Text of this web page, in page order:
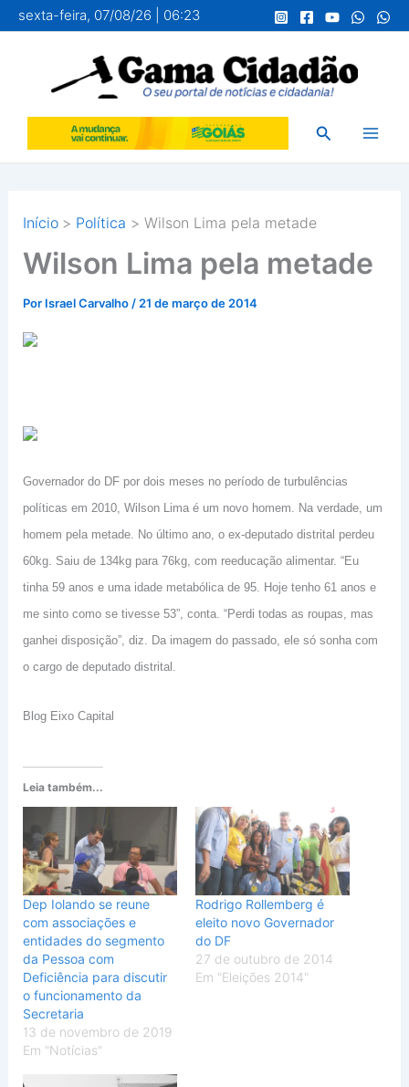
para
conteúdo
sexta-feira, 07/08/26 | 06:23
Pesquisar
Início Política Wilson Lima pela metade
Wilson Lima pela metade
Por Israel Carvalho / 21 de março de 2014
Governador do DF por dois meses no período de turbulências
políticas em 2010, Wilson Lima é um novo homem. Na verdade, um
homem pela metade. No último ano, o ex-deputado distrital perdeu
60kg. Saiu de 134kg para 76kg, com reeducação alimentar. “Eu
tinha 59 anos e uma idade metabólica de 95. Hoje tenho 61 anos e
me sinto como se tivesse 53”, conta. “Perdi todas as roupas, mas
ganhei disposição”, diz. Da imagem do passado, ele só sonha com
o cargo de deputado distrital.
Blog Eixo Capital
Leia também...
Dep Iolando se reune
com associações e
entidades do segmento
da Pessoa com
Deficiência para discutir
o funcionamento da
Secretaria
13 de novembro de 2019
Em "Notícias"
Rodrigo Rollemberg é
eleito novo Governador
do DF
27 de outubro de 2014
Em "Eleições 2014"